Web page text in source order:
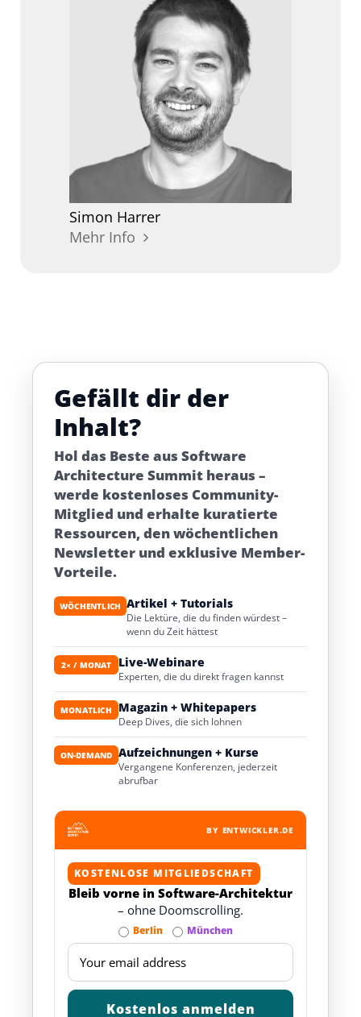
Simon Harrer
Mehr Info
Gefällt dir der
Inhalt?
Hol das Beste aus Software
Architecture Summit heraus –
werde kostenloses Community-
Mitglied und erhalte kuratierte
Ressourcen, den wöchentlichen
Newsletter und exklusive Member-
Vorteile.
WÖCHENTLICH Artikel + Tutorials
Die Lektüre, die du finden würdest –
wenn du Zeit hättest
2× / MONAT Live-Webinare
Experten, die du direkt fragen kannst
MONATLICH Magazin + Whitepapers
Deep Dives, die sich lohnen
ON-DEMAND Aufzeichnungen + Kurse
Vergangene Konferenzen, jederzeit
abrufbar
BY ENTWICKLER.DE
KOSTENLOSE MITGLIEDSCHAFT
Bleib vorne in Software-Architektur
– ohne Doomscrolling.
Berlin München